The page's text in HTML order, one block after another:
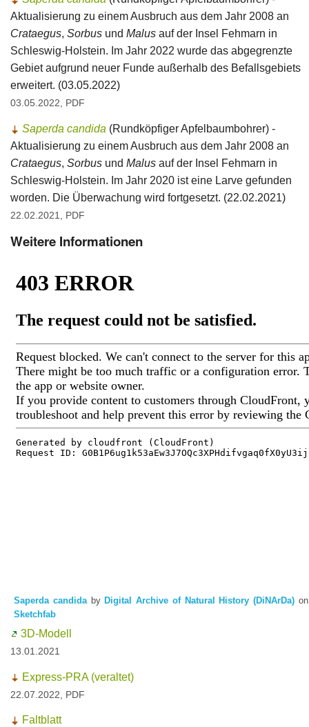
Aktualisierung zu einem Ausbruch aus dem Jahr 2008 an
Crataegus, Sorbus und Malus auf der Insel Fehmarn in
Schleswig-Holstein. Im Jahr 2022 wurde das abgegrenzte
Gebiet aufgrund neuer Funde außerhalb des Befallsgebiets
erweitert. (03.05.2022)
03.05.2022, PDF
Saperda candida (Rundköpfiger Apfelbaumbohrer) -
Aktualisierung zu einem Ausbruch aus dem Jahr 2008 an
Crataegus, Sorbus und Malus auf der Insel Fehmarn in
Schleswig-Holstein. Im Jahr 2020 ist eine Larve gefunden
worden. Die Überwachung wird fortgesetzt. (22.02.2021)
22.02.2021, PDF
Weitere Informationen
Saperda candidaby Digital Archive of Natural History (DiNArDa) on
Sketchfab
3D-Modell
13.01.2021
Express-PRA (veraltet)
22.07.2022, PDF
Faltblatt